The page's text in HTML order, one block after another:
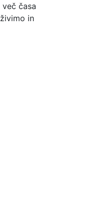
časa
in